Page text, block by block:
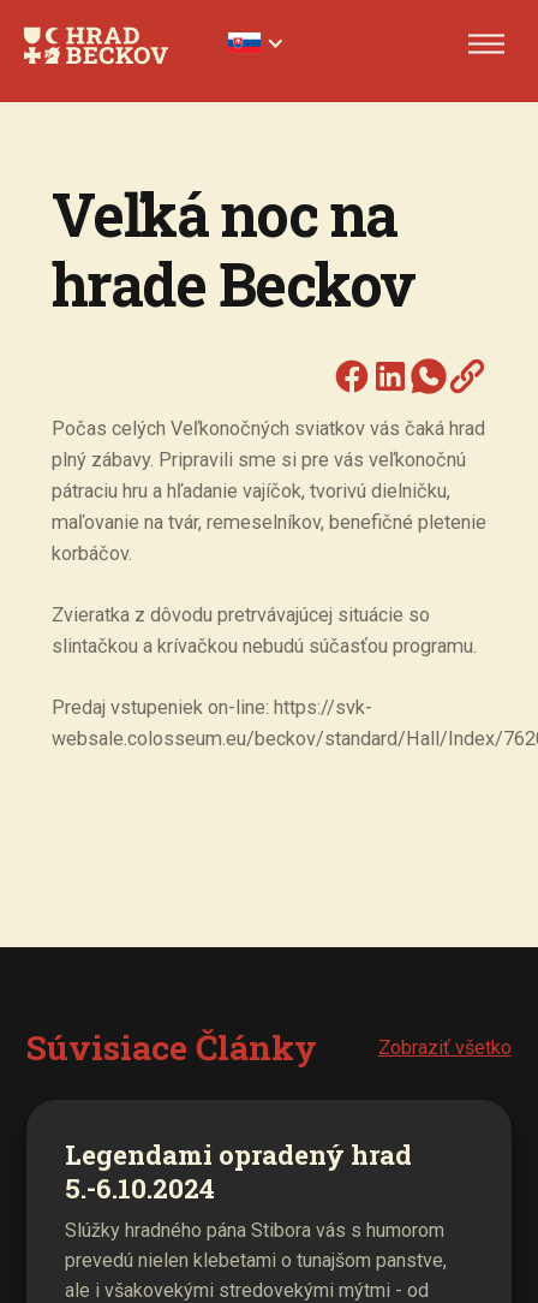
Veľká noc na
hrade Beckov
Počas celých Veľkonočných sviatkov vás čaká hrad
plný zábavy. Pripravili sme si pre vás veľkonočnú
pátraciu hru a hľadanie vajíčok, tvorivú dielničku,
maľovanie na tvár, remeselníkov, benefičné pletenie
korbáčov.
Zvieratka z dôvodu pretrvávajúcej situácie so
slintačkou a krívačkou nebudú súčasťou programu.
Predaj vstupeniek on-line: https://svk-
websale.colosseum.eu/beckov/standard/Hall/Index/
Súvisiace Články Zobraziť všetko
Legendami opradený hrad
5.-6.10.2024
Slúžky hradného pána Stibora vás s humorom
prevedú nielen klebetami o tunajšom panstve,
ale i všakovekými stredovekými mýtmi - od